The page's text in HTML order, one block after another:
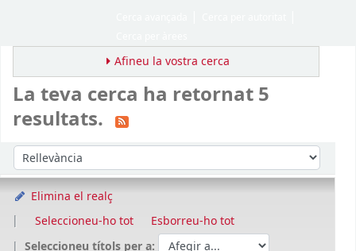
Afineu la vostra cerca
La teva cerca ha retornat 5
resultats.
Ordeneu per:
Elimina el realç
Seleccioneu-ho tot
Esborreu-ho tot
Seleccioneu títols per a: